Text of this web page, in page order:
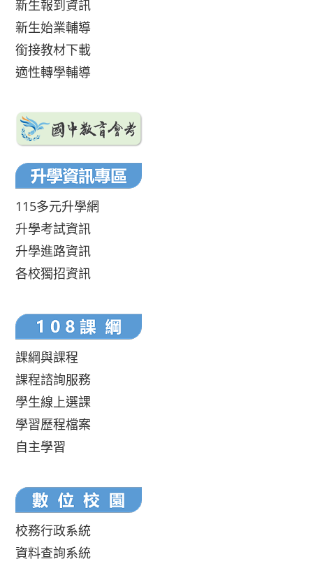
新生報到資訊
新生始業輔導
銜接教材下載
適性轉學輔導
115多元升學網
升學考試資訊
升學進路資訊
各校獨招資訊
課綱與課程
課程諮詢服務
學生線上選課
學習歷程檔案
自主學習
校務行政系統
資料查詢系統